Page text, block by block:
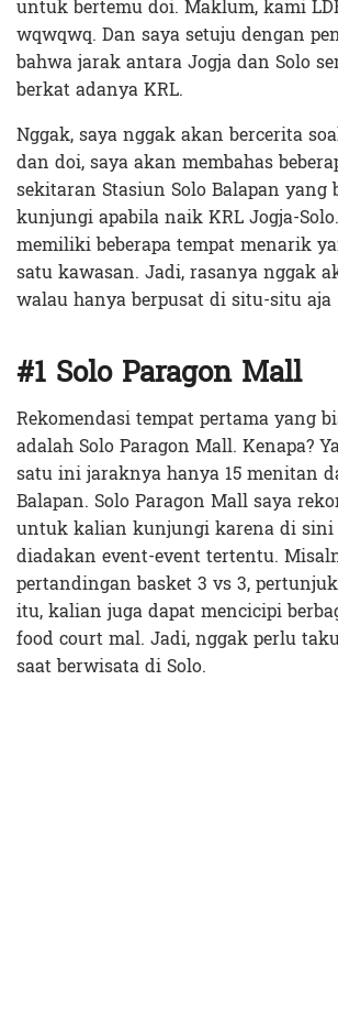
untuk bertemu doi. Maklum, kami
wqwqwq. Dan saya setuju dengan
bahwa jarak antara Jogja dan Solo
berkat adanya KRL.
Nggak, saya nggak akan bercerita
dan doi, saya akan membahas
sekitaran Stasiun Solo Balapan yang
kunjungi apabila naik KRL Jogja-
memiliki beberapa tempat menarik
satu kawasan. Jadi, rasanya nggak
walau hanya berpusat di situ-situ aja
#1 Solo Paragon Mall
Rekomendasi tempat pertama yang
adalah Solo Paragon Mall. Kenapa?
satu ini jaraknya hanya 15 menitan
Balapan. Solo Paragon Mall saya
untuk kalian kunjungi karena di sini
diadakan event-event tertentu.
pertandingan basket 3 vs 3,
itu, kalian juga dapat mencicipi
food court mal. Jadi, nggak perlu
saat berwisata di Solo.